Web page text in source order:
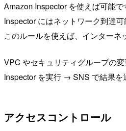
Amazon Inspector を使えば可能で
Inspector にはネットワーク到達
このルールを使えば、インターネ
VPC やセキュリティグループの
Inspector を実行 → SNS で結果を
アクセスコントロール